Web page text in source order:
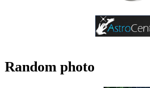
Random photo